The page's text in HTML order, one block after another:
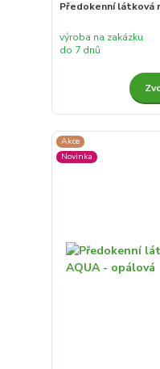
Předokenní látková
výroba na zakázku
do 7 dnů
Akce
Novinka